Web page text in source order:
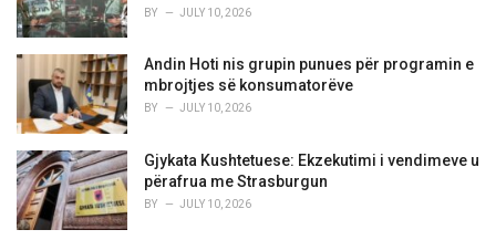
BY JULY 10, 2026
Andin Hoti nis grupin punues për programin e
mbrojtjes së konsumatorëve
BY JULY 10, 2026
Gjykata Kushtetuese: Ekzekutimi i vendimeve u
përafrua me Strasburgun
BY JULY 10, 2026